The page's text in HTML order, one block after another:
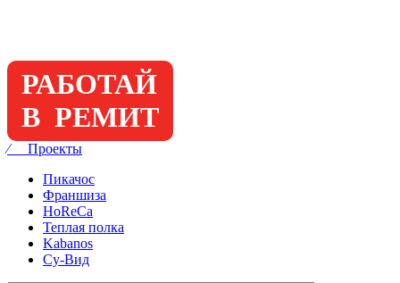
РАБОТАЙ
В РЕМИТ
⁄ Проекты
Пикачос
Франшиза
HoReCa
Теплая полка
Kabanos
Су-Вид